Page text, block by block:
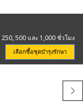
500 และ 1,000 ชั่วโมง
เลือกซื้อชุดบำรุงรักษา